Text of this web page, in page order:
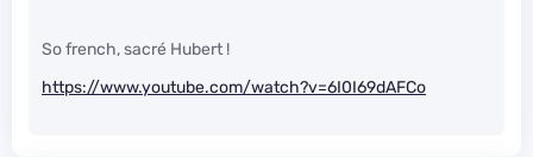
So french, sacré Hubert !
https://www.youtube.com/watch?v=6I0I69dAFCo